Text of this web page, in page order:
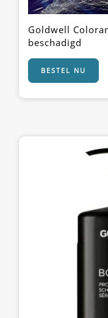
Goldwell
beschadigd
BESTEL NU